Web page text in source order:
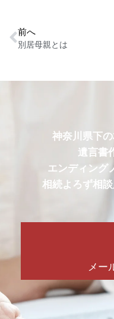
前へ
別居母親とは
神奈川県下の
遺言書
エンディング
相続よろず相談
メー